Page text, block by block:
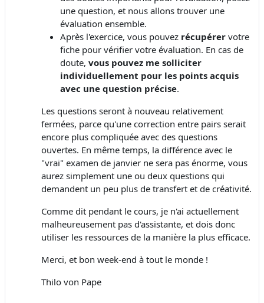
une question, et nous allons trouver une
évaluation ensemble.
Après l'exercice, vous pouvez récupérer votre
fiche pour vérifier votre évaluation. En cas de
doute, vous pouvez me solliciter
individuellement pour les points acquis
avec une question précise.
Les questions seront à nouveau relativement
fermées, parce qu'une correction entre pairs serait
encore plus compliquée avec des questions
ouvertes. En même temps, la différence avec le
"vrai" examen de janvier ne sera pas énorme, vous
aurez simplement une ou deux questions qui
demandent un peu plus de transfert et de créativité.
Comme dit pendant le cours, je n'ai actuellement
malheureusement pas d'assistante, et dois donc
utiliser les ressources de la manière la plus efficace.
Merci, et bon week-end à tout le monde !
Thilo von Pape